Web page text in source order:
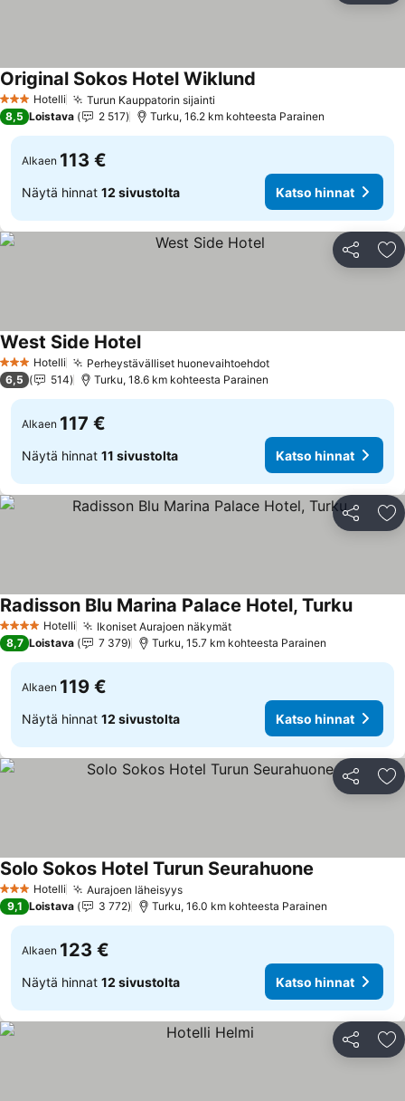
3 Tähtiluokitus
Hotelli Turun Kauppatorin sijainti
Original Sokos Hotel Wiklund
8,5 Loistava 2 517 Turku, 16.2 km kohteesta Parainen
Alkaen 113 €
Näytä hinnat 12 sivustolta Katso hinnat
Jaa
3 Tähtiluokitus
Hotelli Perheystävälliset huonevaihtoehdot
West Side Hotel
6,5 514 Turku, 18.6 km kohteesta Parainen
Alkaen 117 €
Näytä hinnat 11 sivustolta Katso hinnat
Jaa
4 Tähtiluokitus
Hotelli Ikoniset Aurajoen näkymät
Radisson Blu Marina Palace Hotel, Turku
8,7 Loistava 7 379 Turku, 15.7 km kohteesta Parainen
Alkaen 119 €
Näytä hinnat 12 sivustolta Katso hinnat
Jaa
3 Tähtiluokitus
Hotelli Aurajoen läheisyys
Solo Sokos Hotel Turun Seurahuone
9,1 Loistava 3 772 Turku, 16.0 km kohteesta Parainen
Alkaen 123 €
Näytä hinnat 12 sivustolta Katso hinnat
Jaa